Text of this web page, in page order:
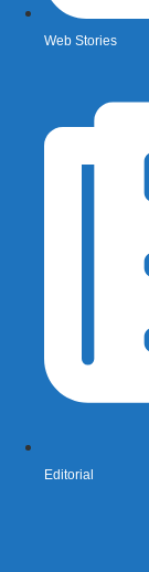
Web Stories
Editorial